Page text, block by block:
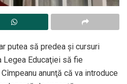
putea să predea şi cursuri
Legea Educaţiei să fie
anunţă că va introduce